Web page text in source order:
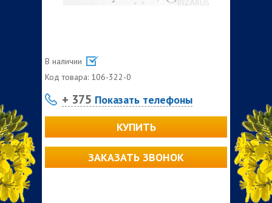
В наличии
Код товара: 106-322-0
+ 375 Показать телефоны
КУПИТЬ
ЗАКАЗАТЬ ЗВОНОК